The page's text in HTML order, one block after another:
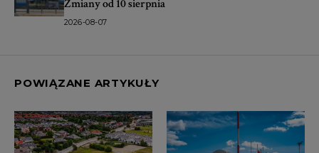
Zmiany od 10 sierpnia
2026-08-07
POWIĄZANE ARTYKUŁY